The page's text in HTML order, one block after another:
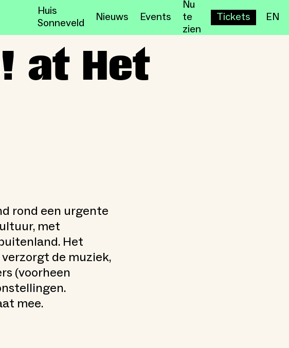
Huis
Sonneveld
Nieuws Events
Nu
te
zien
Tickets EN
at Het
rond een urgente
met
Het
de muziek,
(voorheen
mee.